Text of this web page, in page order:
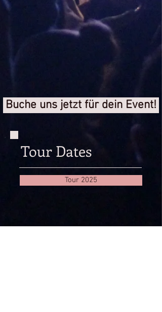
Tour Dates
Tour 2025
Buche uns jetzt für dein Event!